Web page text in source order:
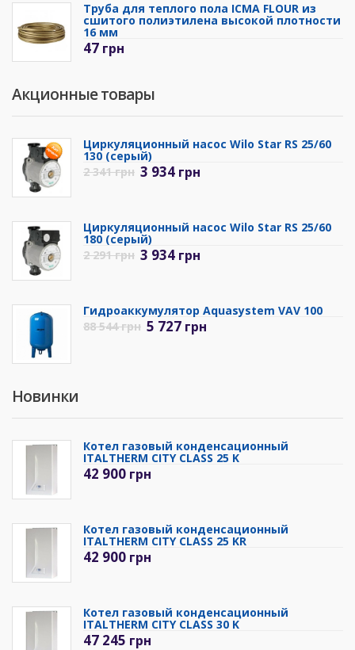
Труба для теплого пола ICMA FLOUR из
сшитого полиэтилена высокой плотности
16 мм
47 грн
Акционные товары
Циркуляционный насос Wilo Star RS 25/60
130 (серый)
2 341грн 3 934 грн
Циркуляционный насос Wilo Star RS 25/60
180 (серый)
2 291грн 3 934 грн
Гидроаккумулятор Aquasystem VAV 100
88 544грн 5 727 грн
Новинки
Котел газовый конденсационный
ITALTHERM CITY CLASS 25 K
42 900 грн
Котел газовый конденсационный
ITALTHERM CITY CLASS 25 KR
42 900 грн
Котел газовый конденсационный
ITALTHERM CITY CLASS 30 K
47 245 грн